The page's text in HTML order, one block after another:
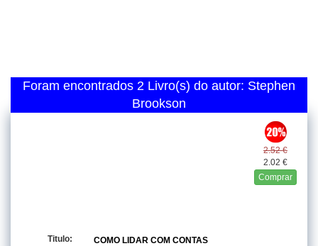
Foram encontrados 2 Livro(s) do autor: Stephen
Brookson
2.52 €
2.02 €
Comprar
Titulo:
COMO LIDAR COM CONTAS